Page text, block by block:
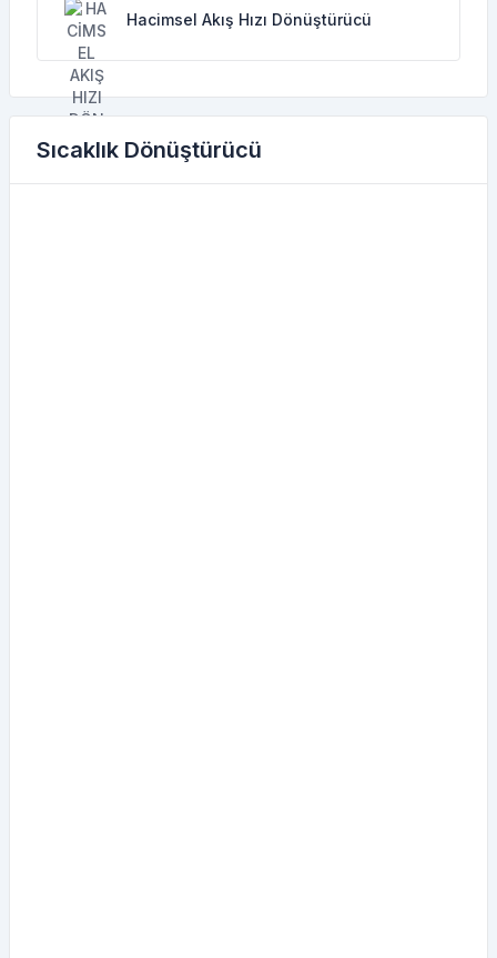
Hacimsel Akış Hızı Dönüştürücü
Sıcaklık Dönüştürücü